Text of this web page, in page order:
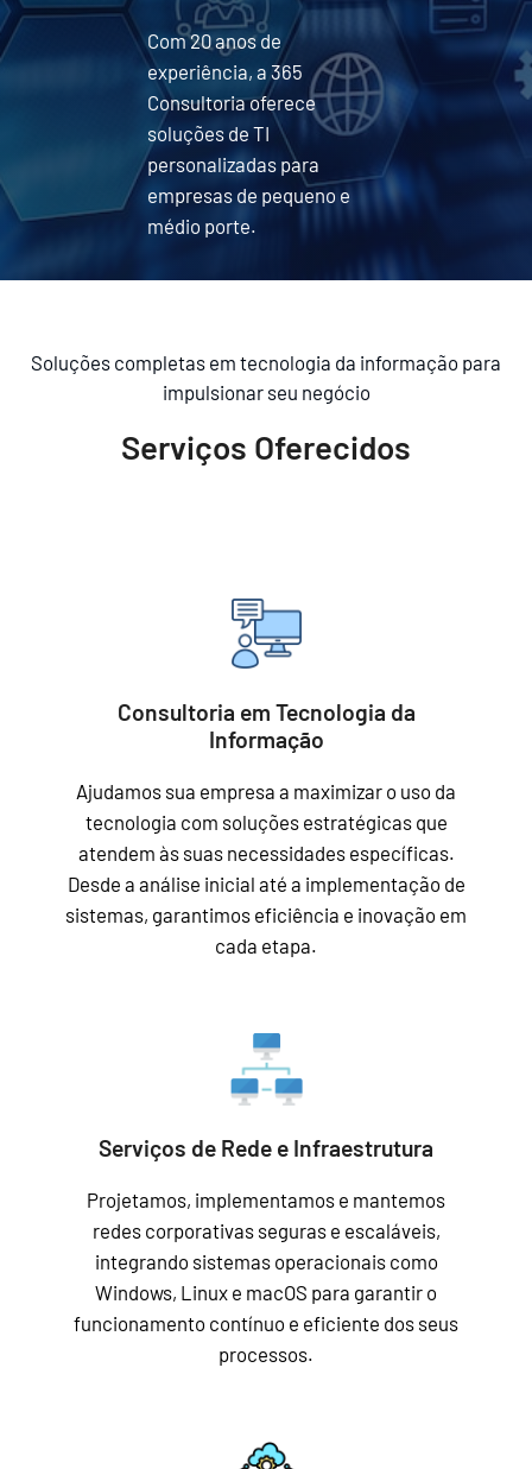
Com 20 anos de
experiência, a 365
Consultoria oferece
soluções de TI
personalizadas para
empresas de pequeno e
médio porte.
Soluções completas em tecnologia da informação para
impulsionar seu negócio
Serviços Oferecidos
Consultoria em Tecnologia da
Informação
Ajudamos sua empresa a maximizar o uso da
tecnologia com soluções estratégicas que
atendem às suas necessidades específicas.
Desde a análise inicial até a implementação de
sistemas, garantimos eficiência e inovação em
cada etapa.
Serviços de Rede e Infraestrutura
Projetamos, implementamos e mantemos
redes corporativas seguras e escaláveis,
integrando sistemas operacionais como
Windows, Linux e macOS para garantir o
funcionamento contínuo e eficiente dos seus
processos.